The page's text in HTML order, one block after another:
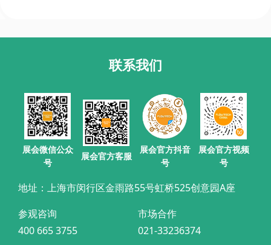
联系我们
展会微信公众
号
展会官方客服
展会官方抖音
号
展会官方视频
号
地址：上海市闵行区金雨路55号虹桥525创意园A座
参观咨询
400 665 3755
市场合作
021-33236374